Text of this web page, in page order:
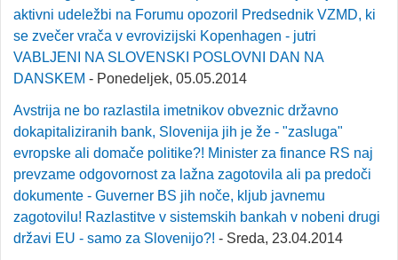
aktivni udeležbi na Forumu opozoril Predsednik VZMD, ki
se zvečer vrača v evrovizijski Kopenhagen - jutri
VABLJENI NA SLOVENSKI POSLOVNI DAN NA
DANSKEM - Ponedeljek, 05.05.2014
Avstrija ne bo razlastila imetnikov obveznic državno
dokapitaliziranih bank, Slovenija jih je že - "zasluga"
evropske ali domače politike?! Minister za finance RS naj
prevzame odgovornost za lažna zagotovila ali pa predoči
dokumente - Guverner BS jih noče, kljub javnemu
zagotovilu! Razlastitve v sistemskih bankah v nobeni drugi
državi EU - samo za Slovenijo?! - Sreda, 23.04.2014